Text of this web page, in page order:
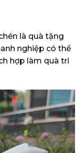
là quà tặng
nghiệp có thể
hợp làm quà tri